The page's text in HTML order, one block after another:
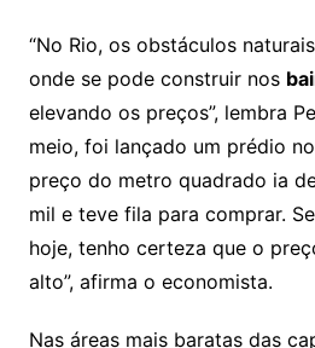
“No Rio, os obstáculos
onde se pode construir nos
elevando os preços”, lembra
meio, foi lançado um prédio
preço do metro quadrado ia
mil e teve fila para comprar.
hoje, tenho certeza que o
alto”, afirma o economista.
Nas áreas mais baratas das